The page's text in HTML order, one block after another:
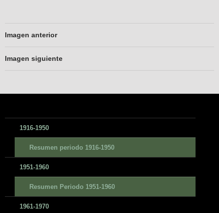
Imagen anterior
Imagen siguiente
1916-1950
Resumen periodo 1916-1950
1951-1960
Resumen Periodo 1951-1960
1961-1970